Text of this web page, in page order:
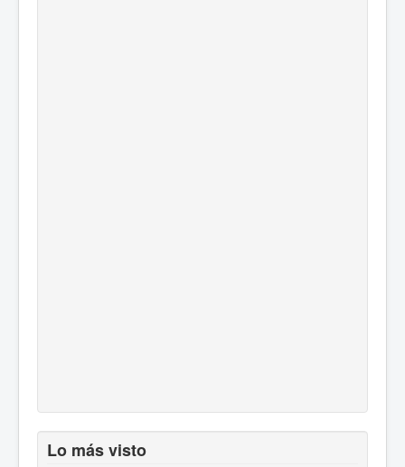
Lo más visto